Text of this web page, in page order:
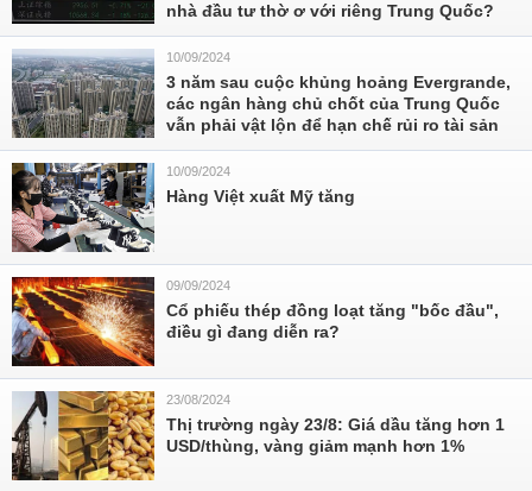
nhà đầu tư thờ ơ với riêng Trung Quốc?
10/09/2024
3 năm sau cuộc khủng hoảng Evergrande,
các ngân hàng chủ chốt của Trung Quốc
vẫn phải vật lộn để hạn chế rủi ro tài sản
10/09/2024
Hàng Việt xuất Mỹ tăng
09/09/2024
Cổ phiếu thép đồng loạt tăng "bốc đầu",
điều gì đang diễn ra?
23/08/2024
Thị trường ngày 23/8: Giá dầu tăng hơn 1
USD/thùng, vàng giảm mạnh hơn 1%